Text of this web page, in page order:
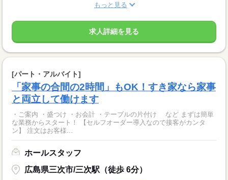
もっと見る
求人詳細を見る
[パート・アルバイト]
「家事の合間の2時間」もOK！すき家なら家事
と両立して働けます
・ご案内 ・盛つけ ・お会計 ・テーブルの片付け など まずは簡単
な業務からスタート！ 【セルフオーダー導入なので接客がカンタ
ン】 注文はお客様...
ホールスタッフ
広島県三次市/三次駅（徒歩 6分）